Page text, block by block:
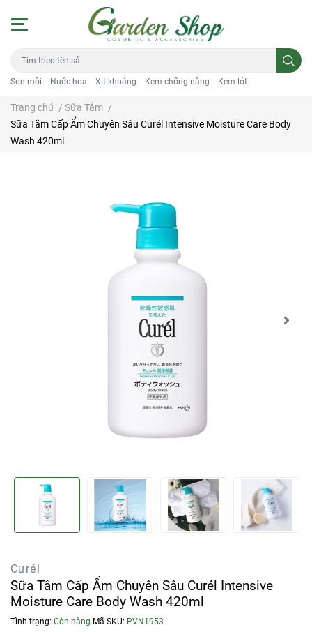
Son môi Nước hoa Xịt khoáng Kem chống nắng Kem lót
Trang chủ / Sữa Tắm /
Sữa Tắm Cấp Ẩm Chuyên Sâu Curél Intensive Moisture Care Body
Wash 420ml
Curél
Sữa Tắm Cấp Ẩm Chuyên Sâu Curél Intensive
Moisture Care Body Wash 420ml
Tình trạng: Còn hàng Mã SKU: PVN1953